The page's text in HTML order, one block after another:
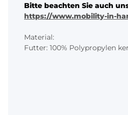
Bitte beachten Sie auch
https://www.mobility-in-
Material:
Futter: 100% Polypropylen